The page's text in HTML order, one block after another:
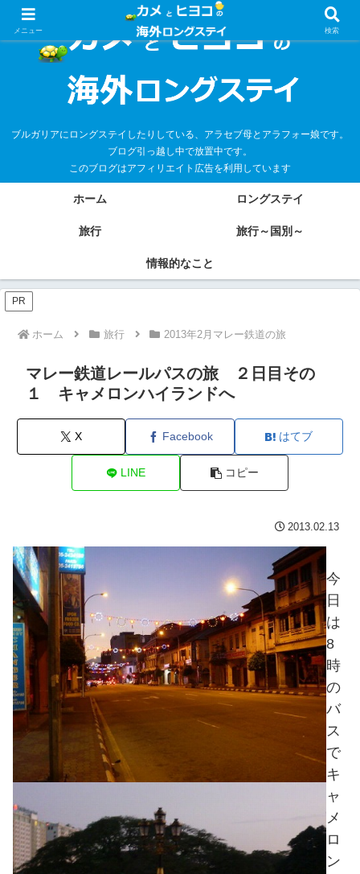
ブルガリアにロングステイしたりしている、アラセブ母とアラフォー娘です。
ブログ引っ越し中で放置中です。
このブログはアフィリエイト広告を利用しています
ホーム ロングステイ
旅行 旅行～国別～
情報的なこと
PR
ホーム 旅行 2013年2月マレー鉄道の旅
マレー鉄道レールパスの旅 ２日目その
１ キャメロンハイランドへ
X Facebook はてブ
LINE コピー
2013.02.13
今
日
は
8
時
の
バ
ス
で
キ
ャ
メ
ロ
ン
メニュー 検索